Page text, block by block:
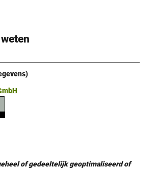
of gedeeltelijk geoptimaliseerd of